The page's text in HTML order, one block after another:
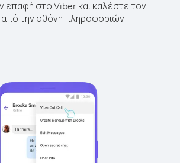
επαφή στο Viber και καλέστε τον
από την οθόνη πληροφοριών